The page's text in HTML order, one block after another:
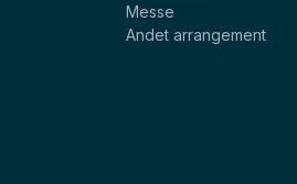
Messe
Andet arrangement